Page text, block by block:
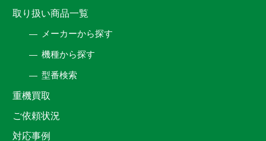
取り扱い商品一覧
メーカーから探す
機種から探す
型番検索
重機買取
ご依頼状況
対応事例